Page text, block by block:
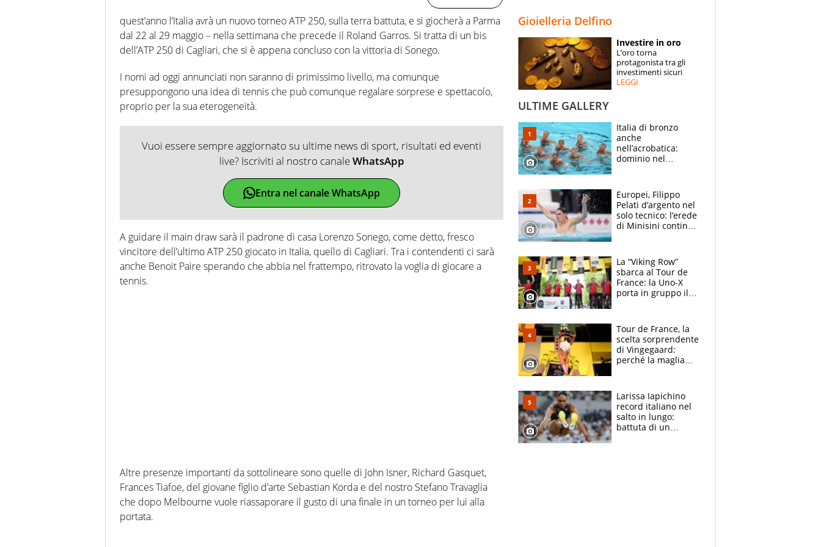
ESPERTI
CONTATTI
quest’anno l’Italia avrà un nuovo torneo ATP 250, sulla terra battuta, e si giocherà a Parma
dal 22 al 29 maggio – nella settimana che precede il Roland Garros. Si tratta di un bis
dell’ATP 250 di Cagliari, che si è appena concluso con la vittoria di Sonego.
I nomi ad oggi annunciati non saranno di primissimo livello, ma comunque
presuppongono una idea di tennis che può comunque regalare sorprese e spettacolo,
proprio per la sua eterogeneità.
Vuoi essere sempre aggiornato su ultime news di sport, risultati ed eventi
live? Iscriviti al nostro canaleWhatsApp
Entra nel canale WhatsApp
A guidare il main draw sarà il padrone di casa Lorenzo Sonego, come detto, fresco
vincitore dell’ultimo ATP 250 giocato in Italia, quello di Cagliari. Tra i contendenti ci sarà
anche Benoit Paire sperando che abbia nel frattempo, ritrovato la voglia di giocare a
tennis.
Altre presenze importanti da sottolineare sono quelle di John Isner, Richard Gasquet,
Frances Tiafoe, del giovane figlio d’arte Sebastian Korda e del nostro Stefano Travaglia
che dopo Melbourne vuole riassaporare il gusto di una finale in un torneo per lui alla
portata.
Gioielleria Delfino
Investire in oro
L’oro torna
protagonista tra gli
investimenti sicuri
LEGGI
ULTIME GALLERY
Italia di bronzo
anche
nell’acrobatica:
dominio nel
e compagni
continuare
Europei, Filippo
Pelati d’argento nel
solo tecnico: l’erede
di Minisini continua
mirino
La “Viking Row”
sbarca al Tour de
France: la Uno-X
porta in gruppo il
compagni
Tour de France, la
scelta sorprendente
di Vingegaard:
perché la maglia
rischio da evitare
Larissa Iapichino
record italiano nel
salto in lungo:
battuta di un